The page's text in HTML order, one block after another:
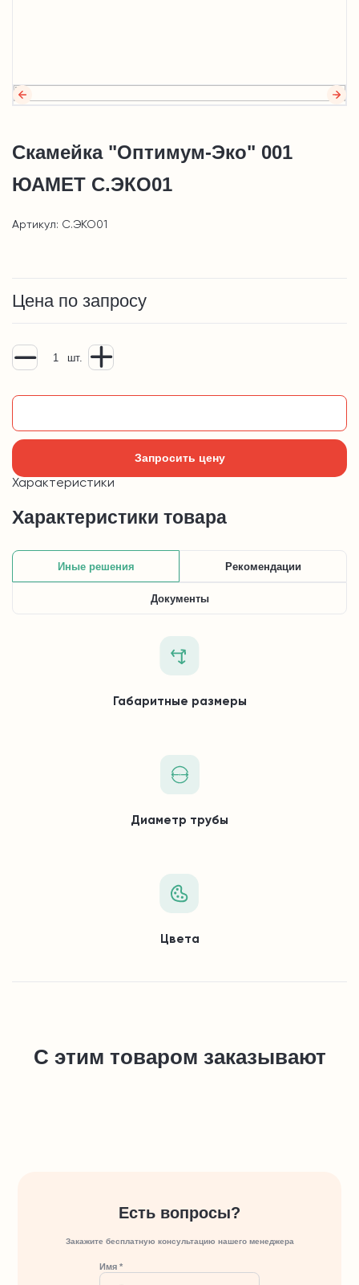
Скамейка "Оптимум-Эко" 001
ЮАМЕТ С.ЭКО01
Артикул: С.ЭКО01
Цена по запросу
шт.
Запросить цену
Характеристики
Характеристики товара
Иные решения Рекомендации
Документы
Габаритные размеры
Диаметр трубы
Цвета
С этим товаром заказывают
Есть вопросы?
Закажите бесплатную консультацию нашего менеджера
Имя *